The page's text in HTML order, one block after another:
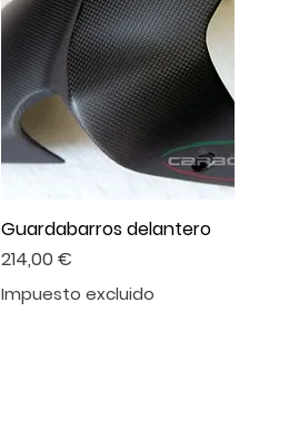
Guardabarros delantero
Precio
214,00 €
Impuesto excluido